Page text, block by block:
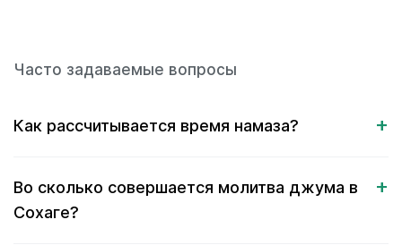
Часто задаваемые вопросы
Как рассчитывается время намаза?
Во сколько совершается молитва джума в
Сохаге?